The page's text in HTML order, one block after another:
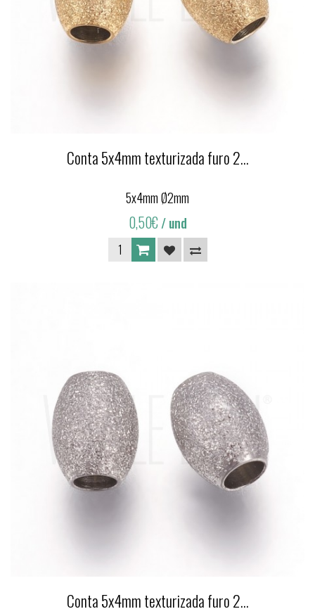
Conta 5x4mm texturizada furo 2...
5x4mm Ø2mm
0,50€/ und
Conta 5x4mm texturizada furo 2...